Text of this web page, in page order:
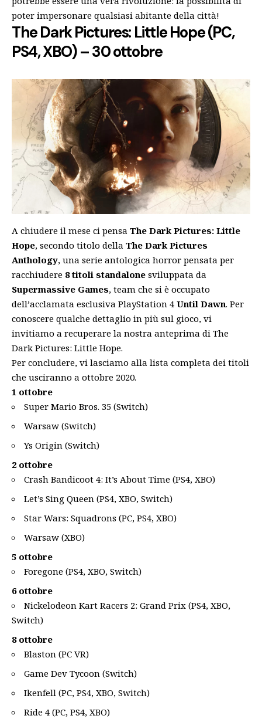
poter impersonare qualsiasi abitante della città!
The Dark Pictures: Little Hope (PC,
PS4, XBO) – 30 ottobre
A chiudere il mese ci pensa The Dark Pictures: Little
Hope, secondo titolo della The Dark Pictures
Anthology, una serie antologica horror pensata per
racchiudere 8 titoli standalone sviluppata da
Supermassive Games, team che si è occupato
dell’acclamata esclusiva PlayStation 4 Until Dawn. Per
conoscere qualche dettaglio in più sul gioco, vi
invitiamo a recuperare la nostra anteprima di The
Dark Pictures: Little Hope.
Per concludere, vi lasciamo alla lista completa dei titoli
che usciranno a ottobre 2020.
1 ottobre
Super Mario Bros. 35 (Switch)
Warsaw (Switch)
Ys Origin (Switch)
2 ottobre
Crash Bandicoot 4: It’s About Time (PS4, XBO)
Let’s Sing Queen (PS4, XBO, Switch)
Star Wars: Squadrons (PC, PS4, XBO)
Warsaw (XBO)
5 ottobre
Foregone (PS4, XBO, Switch)
6 ottobre
Nickelodeon Kart Racers 2: Grand Prix (PS4, XBO,
Switch)
8 ottobre
Blaston (PC VR)
Game Dev Tycoon (Switch)
Ikenfell (PC, PS4, XBO, Switch)
Ride 4 (PC, PS4, XBO)